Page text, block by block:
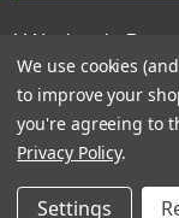
Métodos de
We use cookies
to improve your
you're agreeing to
Privacy Policy.
Settings